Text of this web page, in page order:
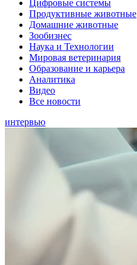
Цифровые системы
Продуктивные животные
Домашние животные
Зообизнес
Наука и Технологии
Мировая ветеринария
Образование и карьера
Аналитика
Видео
Все новости
интервью